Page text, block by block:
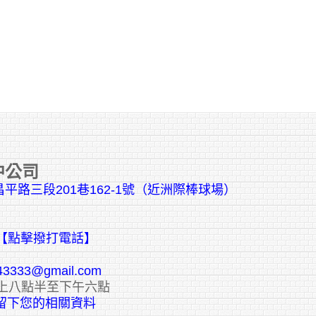
司
路三段201巷162-1號（近洲際棒球場）
點擊撥打電話】
八點半至下午六點
下您的相關資料